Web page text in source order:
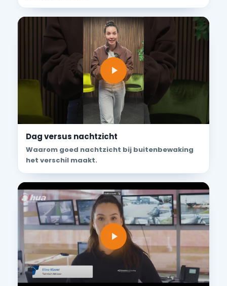
Dag versus nachtzicht
Waarom goed nachtzicht bij buitenbewaking
het verschil maakt.